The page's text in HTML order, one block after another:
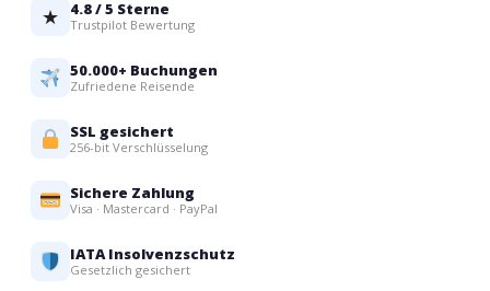
★ 4.8 / 5 Sterne
Trustpilot Bewertung
50.000+ Buchungen
Zufriedene Reisende
SSL gesichert
256-bit Verschlüsselung
Sichere Zahlung
Visa · Mastercard · PayPal
IATA Insolvenzschutz
Gesetzlich gesichert